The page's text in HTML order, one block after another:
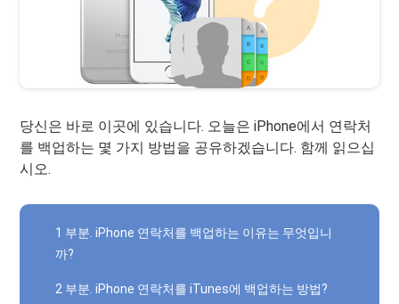
당신은 바로 이곳에 있습니다. 오늘은 iPhone에서 연락처
를 백업하는 몇 가지 방법을 공유하겠습니다. 함께 읽으십
시오.
1 부분. iPhone 연락처를 백업하는 이유는 무엇입니
까?
2 부분. iPhone 연락처를 iTunes에 백업하는 방법?